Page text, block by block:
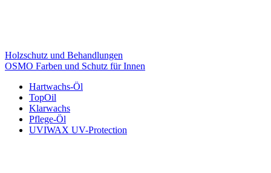
Holzschutz und Behandlungen
OSMO Farben und Schutz für Innen
Hartwachs-Öl
TopOil
Klarwachs
Pflege-Öl
UVIWAX UV-Protection